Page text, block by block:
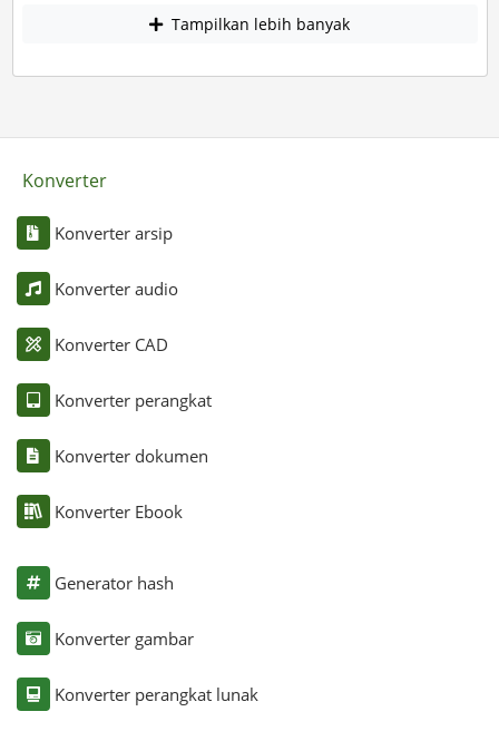
Tampilkan lebih banyak
Konverter
Konverter arsip
Konverter audio
Konverter CAD
Konverter perangkat
Konverter dokumen
Konverter Ebook
Generator hash
Konverter gambar
Konverter perangkat lunak